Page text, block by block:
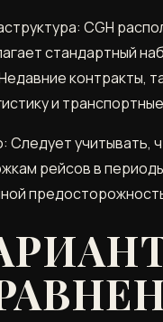
CGH
стандартный
контракты,
и
Следует учитывать,
рейсов в